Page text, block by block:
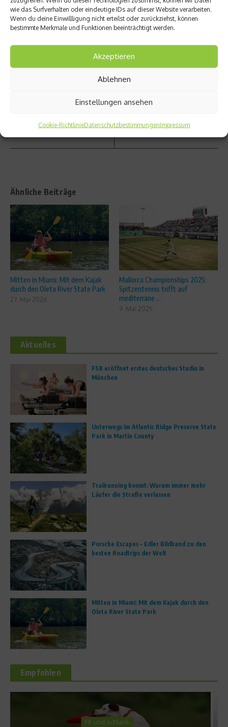
wie das Surfverhalten oder eindeutige IDs auf dieser Website verarbeiten.
Wenn du deine Einwillligung nicht erteilst oder zurückziehst, können
bestimmte Merkmale und Funktionen beeinträchtigt werden.
Akzeptieren
Ablehnen
Einstellungen ansehen
Cookie-RichtlinieDatenschutzbestimmungenImpressum
de
Zähne,
gesun
Körper
– So
werde
richtig
geputz
Fichtel
bergla
Ähnliche Beiträge
Mitten in Miami: Mit dem Kajak
durch den Oleta River State Park
27. Mai 2026
Mallorca Championships 2025:
Spitzentennis trifft auf
mediterrane ...
9. Mai 2025
Aktuelles
FS8 eröffnet erstes deutsches Studio in
München
Unterwegs im Atlantic Ridge Preserve State
Park in Martin County
Trailrunning boomt: Warum immer mehr
Läufer die Straße verlassen
Porsche Escapes – Edler Bildband zu den
besten Roadtrips der Welt
Mitten in Miami: Mit dem Kajak durch den
Oleta River State Park
Empfohlen
Sportler Ernährung